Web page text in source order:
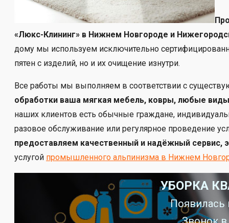
«Люкс-Клининг» в Нижнем Новгороде и
дому мы используем исключительно
пятен с изделий, но и их очищение изнутри.
Все работы мы выполняем в соответствии с
обработки ваша мягкая мебель, ковры, любые
наших клиентов есть обычные граждане,
разовое обслуживание или регулярное проведение
предоставляем качественный и надёжный
услугой промышленного альпинизма в Нижнем
УБОРКА
Появилась